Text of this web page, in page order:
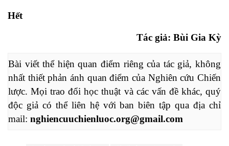
Hết
Tác giả: Bùi Gia Kỳ
Bài viết thể hiện quan điểm riêng của tác giả, không
nhất thiết phản ánh quan điểm của Nghiên cứu Chiến
lược. Mọi trao đổi học thuật và các vấn đề khác, quý
độc giả có thể liên hệ với ban biên tập qua địa chỉ
mail: nghiencuuchienluoc.org@gmail.com